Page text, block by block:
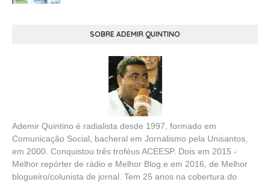
SOBRE ADEMIR QUINTINO
Ademir Quintino é radialista desde 1997, formado em
Comunicação Social, bacheral em Jornalismo pela Unisantos,
em 2000. Conquistou três troféus ACEESP. Dois em 2015 -
Melhor repórter de rádio e Melhor Blog e em 2016, de Melhor
blogueiro/colunista de jornal. Tem 25 anos na cobertura do